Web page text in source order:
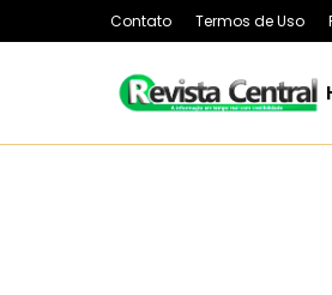
Contato Termos de Uso